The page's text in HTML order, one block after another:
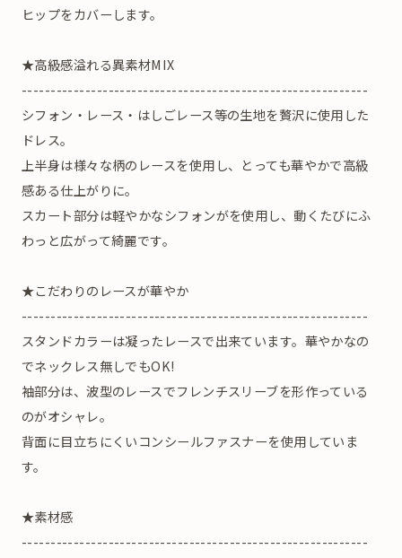
ヒップをカバーします。
★高級感溢れる異素材MIX
------------------------------------------------------------
シフォン・レース・はしごレース等の生地を贅沢に使用した
ドレス。
上半身は様々な柄のレースを使用し、とっても華やかで高級
感ある仕上がりに。
スカート部分は軽やかなシフォンがを使用し、動くたびにふ
わっと広がって綺麗です。
★こだわりのレースが華やか
------------------------------------------------------------
スタンドカラーは凝ったレースで出来ています。華やかなの
でネックレス無しでもOK!
袖部分は、波型のレースでフレンチスリーブを形作っている
のがオシャレ。
背面に目立ちにくいコンシールファスナーを使用していま
す。
★素材感
------------------------------------------------------------